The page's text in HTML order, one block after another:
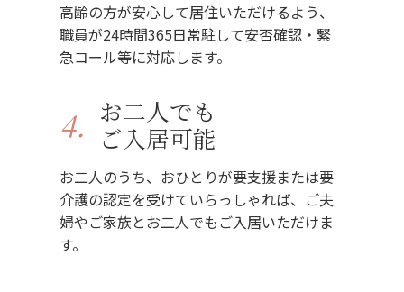
高齢の方が安心して居住いただけるよう、
職員が24時間365日常駐して安否確認・緊
急コール等に対応します。
4. お二人でも
ご入居可能
お二人のうち、おひとりが要支援または要
介護の認定を受けていらっしゃれば、ご夫
婦やご家族とお二人でもご入居いただけま
す。